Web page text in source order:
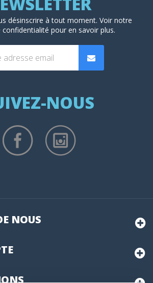
désinscrire à tout moment. Voir notre
confidentialité pour en savoir plus.
NOUS
NOUS